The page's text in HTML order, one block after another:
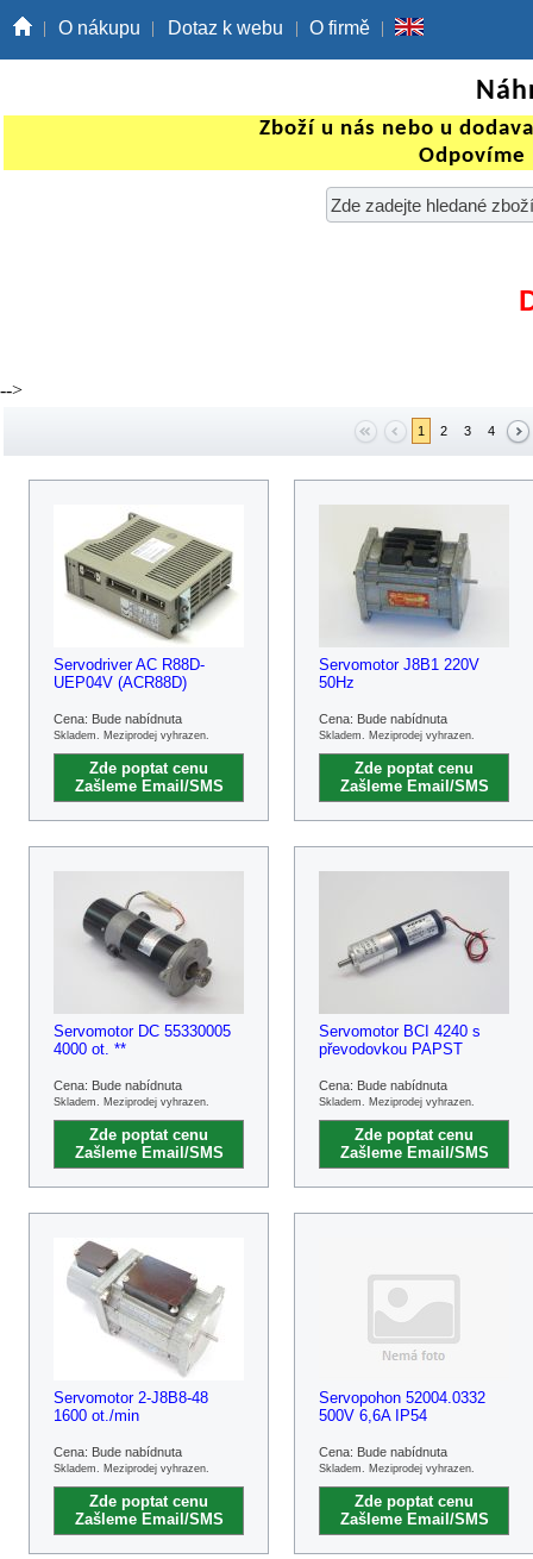
O nákupu Dotaz k webu O firmě
Zboží u nás nebo u
Odpovíme
-->
1 2 3 4
Servodriver AC R88D-
UEP04V (ACR88D)
Cena: Bude nabídnuta
Skladem. Meziprodej vyhrazen.
Zde poptat cenu
Zašleme Email/SMS
Servomotor J8B1 220V
50Hz
Cena: Bude nabídnuta
Skladem. Meziprodej vyhrazen.
Zde poptat cenu
Zašleme Email/SMS
Servomotor DC 55330005
4000 ot. **
Cena: Bude nabídnuta
Skladem. Meziprodej vyhrazen.
Zde poptat cenu
Zašleme Email/SMS
Servomotor BCI 4240 s
převodovkou PAPST
Cena: Bude nabídnuta
Skladem. Meziprodej vyhrazen.
Zde poptat cenu
Zašleme Email/SMS
Servomotor 2-J8B8-48
1600 ot./min
Cena: Bude nabídnuta
Skladem. Meziprodej vyhrazen.
Zde poptat cenu
Zašleme Email/SMS
Servopohon 52004.0332
500V 6,6A IP54
Cena: Bude nabídnuta
Skladem. Meziprodej vyhrazen.
Zde poptat cenu
Zašleme Email/SMS